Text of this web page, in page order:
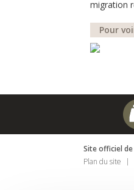
migration
Pour
Site officiel
Plan du site